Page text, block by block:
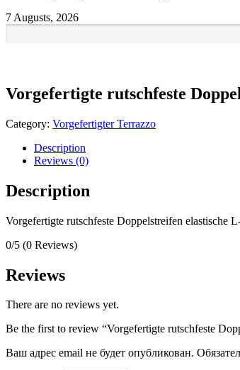
7 Augusts, 2026
Vorgefertigte rutschfeste
Category: Vorgefertigter Terrazzo
Description
Reviews (0)
Description
Vorgefertigte rutschfeste Doppelstreifen elastische
0/5 (0 Reviews)
Reviews
There are no reviews yet.
Be the first to review “Vorgefertigte rutschfeste
Ваш адрес email не будет опубликован.